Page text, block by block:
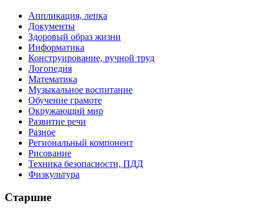
Аппликация, лепка
Документы
Здоровый образ жизни
Информатика
Конструирование, ручной труд
Логопедия
Математика
Музыкальное воспитание
Обучение грамоте
Окружающий мир
Развитие речи
Разное
Региональный компонент
Рисование
Техника безопасности, ПДД
Физкультура
Старшие